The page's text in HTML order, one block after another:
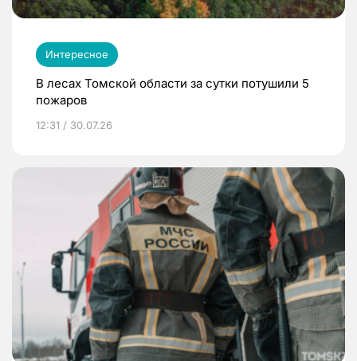
Интересное
В лесах Томской области за сутки потушили 5
пожаров
12:31 / 30.07.26